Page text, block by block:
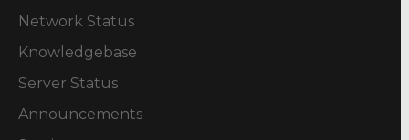
Network Status
Knowledgebase
Server Status
Announcements